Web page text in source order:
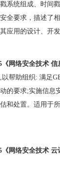
系统组成、时间
全要求，描述了
应用的设计、开发
《网络安全技术
, 以帮助组织:满足
的要求;实施信息
和处置。适用于
《网络安全技术